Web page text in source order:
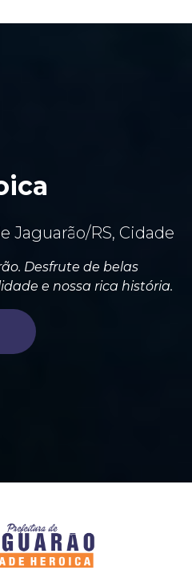
Jaguarão/RS, Cidade
Desfrute de belas
e nossa rica história.